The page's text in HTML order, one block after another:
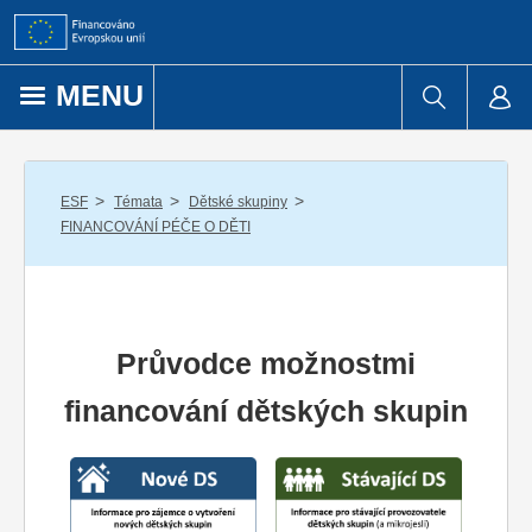
Přejít k obsahu
MENU
ESF / Témata / Dětské skupiny /
FINANCOVÁNÍ PÉČE O DĚTI
Průvodce možnostmi
financování dětských skupin